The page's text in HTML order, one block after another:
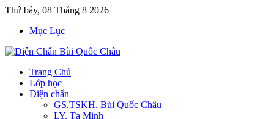
Thứ bảy, 08 Tháng 8 2026
Mục Lục
Trang Chủ
Lớp học
Diện chẩn
GS.TSKH. Bùi Quốc Châu
LY. Tạ Minh